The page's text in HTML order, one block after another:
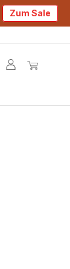
Zum Sale
Mein